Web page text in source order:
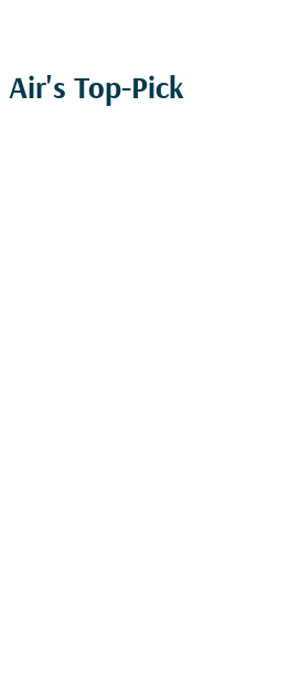
Air's Top-Pick